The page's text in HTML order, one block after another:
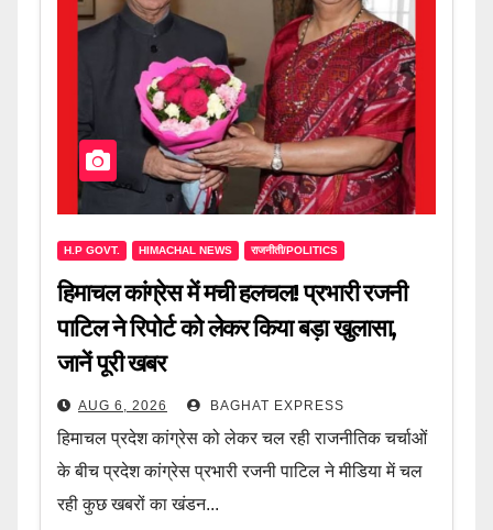
H.P GOVT. HIMACHAL NEWS राजनीती/POLITICS
हिमाचल कांग्रेस में मची हलचल! प्रभारी रजनी
पाटिल ने रिपोर्ट को लेकर किया बड़ा खुलासा,
जानें पूरी खबर
AUG 6, 2026 BAGHAT EXPRESS
हिमाचल प्रदेश कांग्रेस को लेकर चल रही राजनीतिक चर्चाओं
के बीच प्रदेश कांग्रेस प्रभारी रजनी पाटिल ने मीडिया में चल
रही कुछ खबरों का खंडन...